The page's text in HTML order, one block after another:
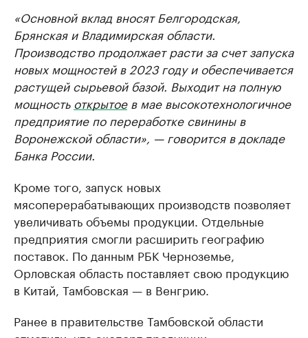
«Основной вклад вносят Белгородская,
Брянская и Владимирская области.
Производство продолжает расти за счет запуска
новых мощностей в 2023 году и обеспечивается
растущей сырьевой базой. Выходит на полную
мощностьоткрытоев мае высокотехнологичное
предприятие по переработке свинины в
Воронежской области», — говорится в докладе
Банка России.
Кроме того, запуск новых
мясоперерабатывающих производств позволяет
увеличивать объемы продукции. Отдельные
предприятия смогли расширить географию
поставок. По данным РБК Черноземье,
Орловская область поставляет свою продукцию
в Китай, Тамбовская — в Венгрию.
Ранее в правительстве Тамбовской области